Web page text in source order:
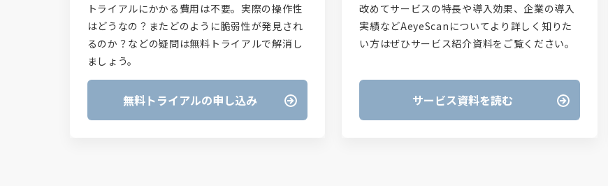
トライアルにかかる費用は不要。実際の操作性
はどうなの？またどのように脆弱性が発見され
るのか？などの疑問は無料トライアルで解消し
ましょう。
無料トライアルの申し込み
改めてサービスの特長や導入効果、企業の導入
実績などAeyeScanについてより詳しく知りた
い方はぜひサービス紹介資料をご覧ください。
サービス資料を読む